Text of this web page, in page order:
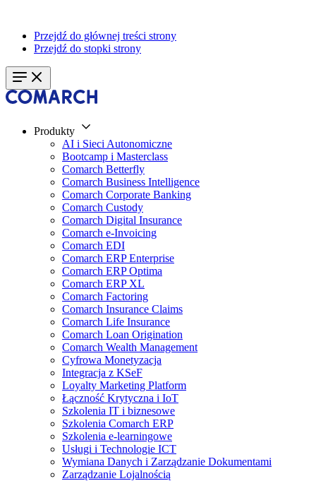
Przejdź do głównej treści strony
Przejdź do stopki strony
Produkty
AI i Sieci Autonomiczne
Bootcamp i Masterclass
Comarch Betterfly
Comarch Business Intelligence
Comarch Corporate Banking
Comarch Custody
Comarch Digital Insurance
Comarch e-Invoicing
Comarch EDI
Comarch ERP Enterprise
Comarch ERP Optima
Comarch ERP XL
Comarch Factoring
Comarch Insurance Claims
Comarch Life Insurance
Comarch Loan Origination
Comarch Wealth Management
Cyfrowa Monetyzacja
Integracja z KSeF
Loyalty Marketing Platform
Łączność Krytyczna i IoT
Szkolenia IT i biznesowe
Szkolenia Comarch ERP
Szkolenia e-learningowe
Usługi i Technologie ICT
Wymiana Danych i Zarządzanie Dokumentami
Zarządzanie Lojalnością